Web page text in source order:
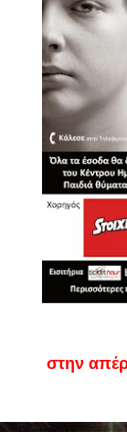
H Sigma
στην